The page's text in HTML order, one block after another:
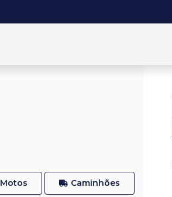
Motos Caminhões